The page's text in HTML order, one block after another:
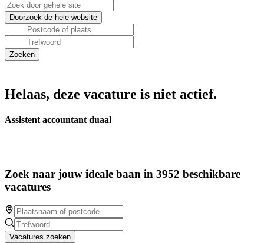
Helaas, deze vacature is niet actief.
Assistent accountant duaal
Zoek naar jouw ideale baan in 3952 beschikbare
vacatures
Vacatures zoeken